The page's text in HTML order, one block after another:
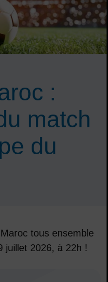
:
match
du
tous ensemble
juillet 2026, à 22h !